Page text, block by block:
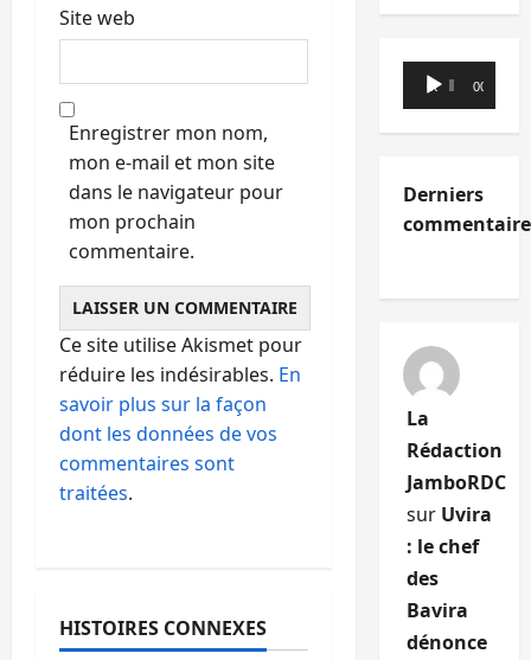
Site web
Enregistrer mon nom,
mon e-mail et mon site
dans le navigateur pour
mon prochain
commentaire.
Ce site utilise Akismet pour
réduire les indésirables. En
savoir plus sur la façon
dont les données de vos
commentaires sont
traitées.
HISTOIRES CONNEXES
Lecteur
audio
00:00 00:00
Derniers
La
Rédaction
JamboRDC
sur Uvira
: le chef
des
Bavira
dénonce